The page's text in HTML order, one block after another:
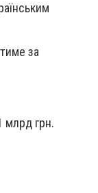
за
млрд грн.